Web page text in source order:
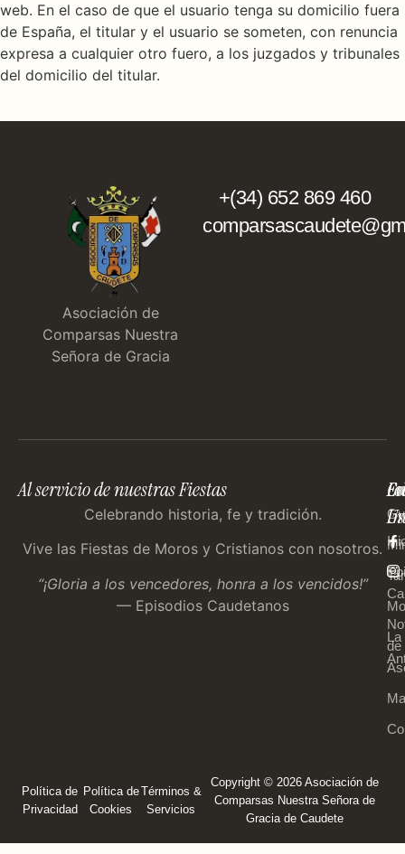
web. En el caso de que el usuario tenga su domicilio fuera
de España, el titular y el usuario se someten, con renuncia
expresa a cualquier otro fuero, a los juzgados y tribunales
del domicilio del titular.
Asociación de
Comparsas Nuestra
Señora de Gracia
+(34) 652 869 460
Al servicio de nuestras Fiestas
Celebrando historia, fe y tradición.
Vive las Fiestas de Moros y Cristianos con nosotros.
“¡Gloria a los vencedores, honra a los vencidos!”
— Episodios Caudetanos
de
La
Us
Copyright © 2026 Asociación de
Comparsas Nuestra Señora de
Gracia de Caudete
Política de
Privacidad
Política de
Cookies
Términos &
Servicios